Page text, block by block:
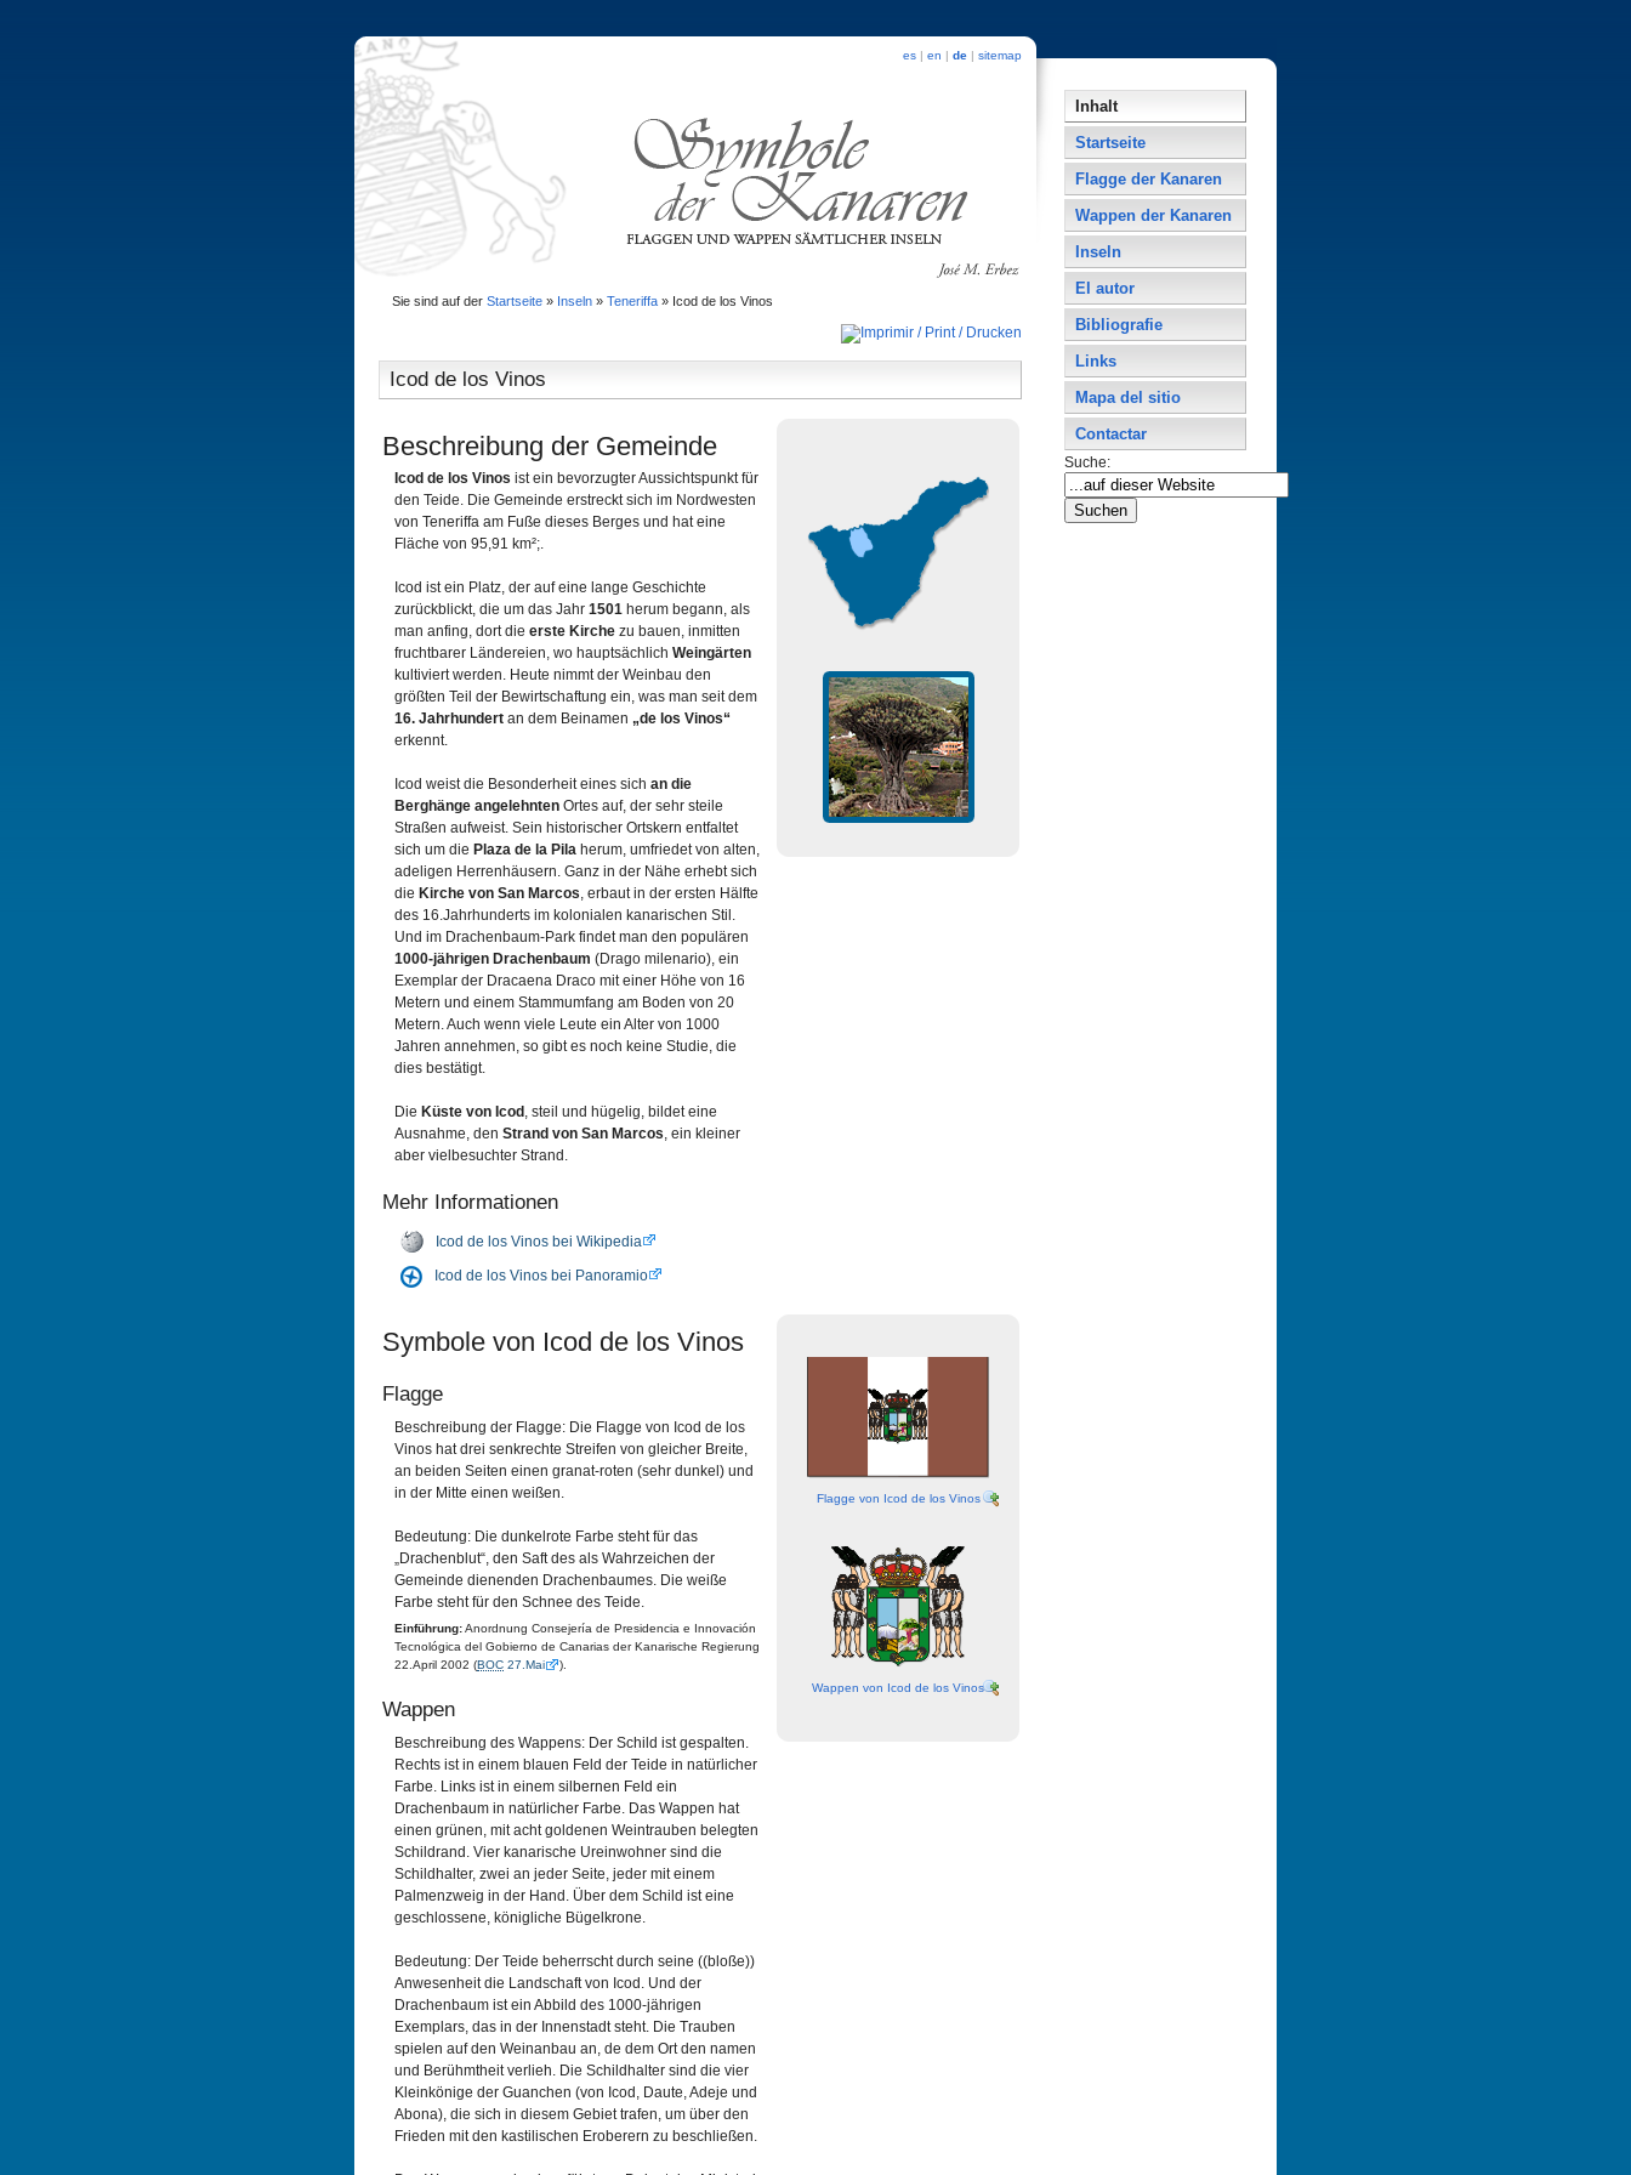
es | en | de | sitemap
Sie sind auf der Startseite» Inseln» Teneriffa» Icod de los Vinos
Icod de los Vinos
Beschreibung der Gemeinde
Icod de los Vinos ist ein bevorzugter Aussichtspunkt für
den Teide. Die Gemeinde erstreckt sich im Nordwesten
von Teneriffa am Fuße dieses Berges und hat eine
Fläche von 95,91 km²;.
Icod ist ein Platz, der auf eine lange Geschichte
zurückblickt, die um das Jahr 1501 herum begann, als
man anfing, dort die erste Kirche zu bauen, inmitten
fruchtbarer Ländereien, wo hauptsächlich Weingärten
kultiviert werden. Heute nimmt der Weinbau den
größten Teil der Bewirtschaftung ein, was man seit dem
16. Jahrhundert an dem Beinamen „de los Vinos“
erkennt.
Icod weist die Besonderheit eines sich an die
Berghänge angelehnten Ortes auf, der sehr steile
Straßen aufweist. Sein historischer Ortskern entfaltet
sich um die Plaza de la Pila herum, umfriedet von alten,
adeligen Herrenhäusern. Ganz in der Nähe erhebt sich
die Kirche von San Marcos, erbaut in der ersten Hälfte
des 16.Jahrhunderts im kolonialen kanarischen Stil.
Und im Drachenbaum-Park findet man den populären
1000-jährigen Drachenbaum (Drago milenario), ein
Exemplar der Dracaena Draco mit einer Höhe von 16
Metern und einem Stammumfang am Boden von 20
Metern. Auch wenn viele Leute ein Alter von 1000
Jahren annehmen, so gibt es noch keine Studie, die
dies bestätigt.
Die Küste von Icod , steil und hügelig, bildet eine
Ausnahme, den Strand von San Marcos, ein kleiner
aber vielbesuchter Strand.
Mehr Informationen
Icod de los Vinos bei Wikipedia
Icod de los Vinos bei Panoramio
Symbole von Icod de los Vinos
Flagge
Beschreibung der Flagge: Die Flagge von Icod de los
Vinos hat drei senkrechte Streifen von gleicher Breite,
an beiden Seiten einen granat-roten (sehr dunkel) und
in der Mitte einen weißen.
Bedeutung: Die dunkelrote Farbe steht für das
„Drachenblut“, den Saft des als Wahrzeichen der
Gemeinde dienenden Drachenbaumes. Die weiße
Farbe steht für den Schnee des Teide.
Einführung:Anordnung Consejería de Presidencia e Innovación
Tecnológica del Gobierno de Canarias der Kanarische Regierung
22.April 2002 (BOC 27.Mai ).
Wappen
Beschreibung des Wappens: Der Schild ist gespalten.
Rechts ist in einem blauen Feld der Teide in natürlicher
Farbe. Links ist in einem silbernen Feld ein
Drachenbaum in natürlicher Farbe. Das Wappen hat
einen grünen, mit acht goldenen Weintrauben belegten
Schildrand. Vier kanarische Ureinwohner sind die
Schildhalter, zwei an jeder Seite, jeder mit einem
Palmenzweig in der Hand. Über dem Schild ist eine
geschlossene, königliche Bügelkrone.
Bedeutung: Der Teide beherrscht durch seine ((bloße))
Anwesenheit die Landschaft von Icod. Und der
Drachenbaum ist ein Abbild des 1000-jährigen
Exemplars, das in der Innenstadt steht. Die Trauben
spielen auf den Weinanbau an, de dem Ort den namen
und Berühmtheit verlieh. Die Schildhalter sind die vier
Kleinkönige der Guanchen (von Icod, Daute, Adeje und
Abona), die sich in diesem Gebiet trafen, um über den
Frieden mit den kastilischen Eroberern zu beschließen.
Flagge von Icod de los Vinos
Wappen von Icod de los Vinos
Inhalt
Startseite
Flagge der Kanaren
Wappen der Kanaren
Inseln
El autor
Bibliografie
Links
Mapa del sitio
Contactar
Suche: